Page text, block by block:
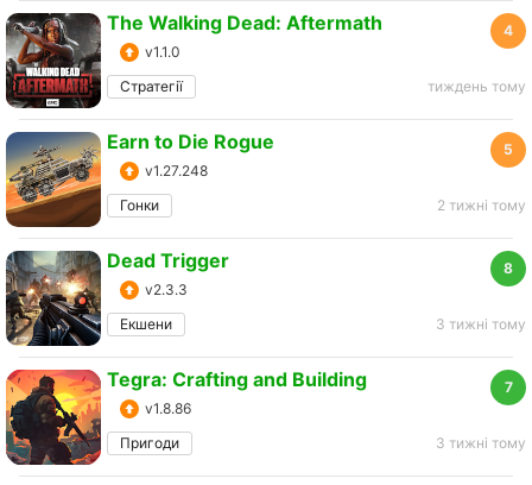
4
The Walking Dead: Aftermath
v1.1.0
Стратегії
тиждень тому
5
Earn to Die Rogue
v1.27.248
Гонки
2 тижні тому
8
Dead Trigger
v2.3.3
Екшени
3 тижні тому
7
Tegra: Crafting and Building
v1.8.86
Пригоди
3 тижні тому